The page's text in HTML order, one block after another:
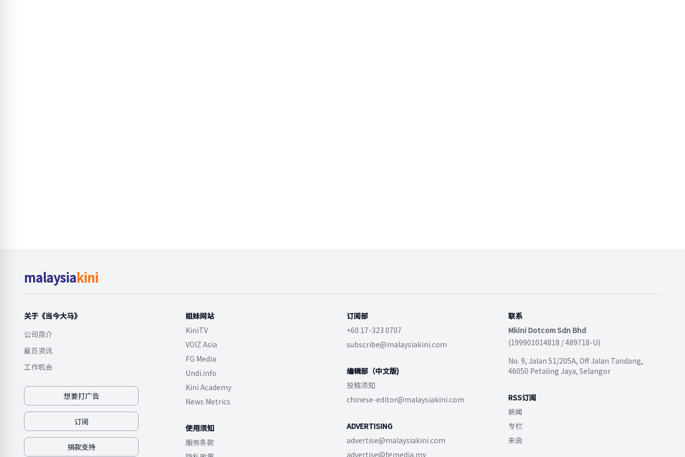
malaysiakini
关于《当今大马》
公司简介
雇员资讯
工作机会
想要打广告
订阅
捐款支持
姐妹网站
KiniTV
VOIZ Asia
FG Media
Undi.info
Kini Academy
News Metrics
使用须知
服务条款
订阅部
+60 17-323 0707
subscribe@malaysiakini.com
编辑部（中文版)
投稿须知
chinese-editor@malaysiakini.com
ADVERTISING
advertise@malaysiakini.com
advertise@fgmedia.my
联系
Mkini Dotcom Sdn Bhd
(199901014818 / 489718-U)
No. 9, Jalan 51/205A, Off Jalan Tandang,
46050 Petaling Jaya, Selangor
RSS订阅
新闻
专栏
来函